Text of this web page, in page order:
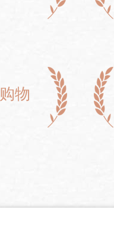
购物